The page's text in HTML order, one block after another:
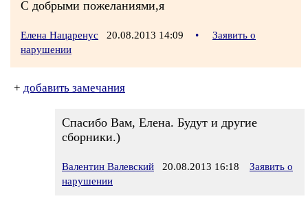
С добрыми пожеланиями,я
Елена Нацаренус 20.08.2013 14:09 •
Заявить о
нарушении
+ добавить замечания
Спасибо Вам, Елена. Будут и другие
сборники.)
Валентин Валевский 20.08.2013 16:18
Заявить о
нарушении